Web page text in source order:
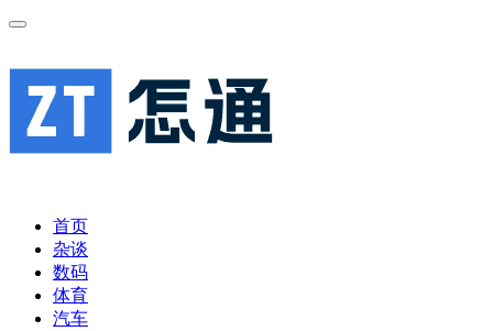
首页
杂谈
数码
体育
汽车